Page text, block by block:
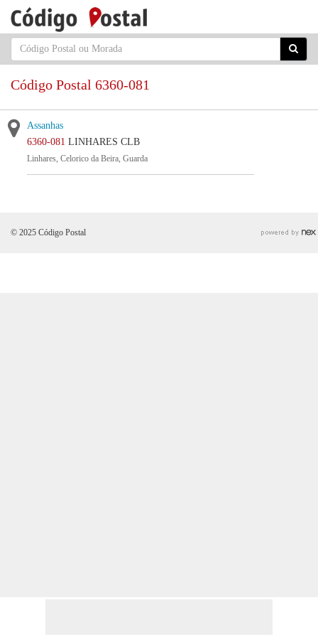
Código Postal 6360-081
Assanhas
6360-081 LINHARES CLB
Linhares, Celorico da Beira, Guarda
© 2025 Código Postal